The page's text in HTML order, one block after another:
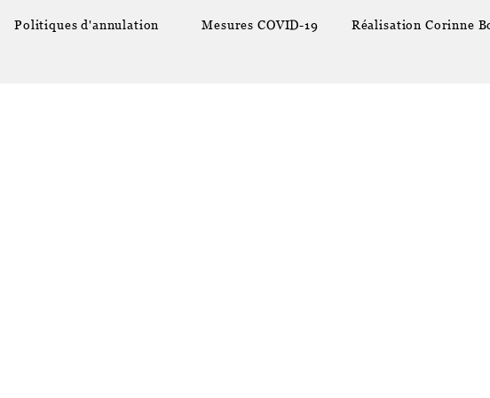
Politiques d'annulation Mesures COVID-19 Réalisation Corinne